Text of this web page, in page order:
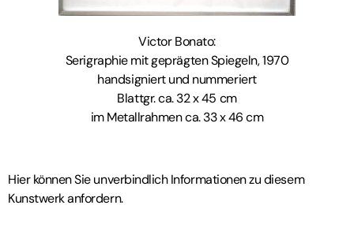
Victor Bonato:
Serigraphie mit geprägten Spiegeln, 1970
handsigniert und nummeriert
Blattgr. ca. 32 x 45 cm
im Metallrahmen ca. 33 x 46 cm
Hier können Sie unverbindlich Informationen zu diesem
Kunstwerk anfordern.